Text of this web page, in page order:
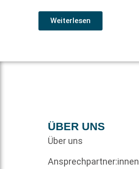
Weiterlesen
ÜBER UNS
Über uns
Ansprechpartner:innen